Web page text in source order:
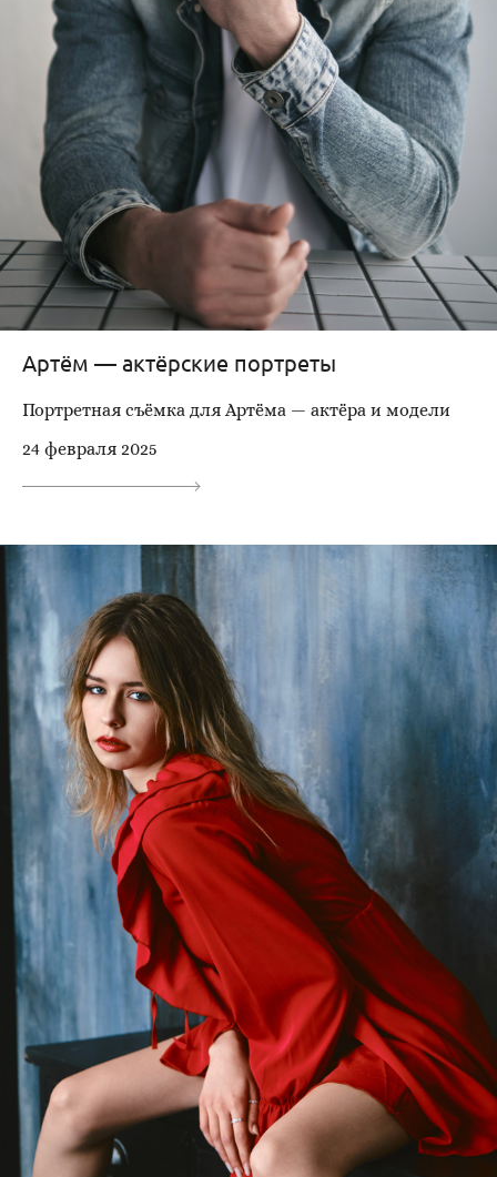
Артём — актёрские портреты
Портретная съёмка для Артёма — актёра и модели
24 февраля 2025